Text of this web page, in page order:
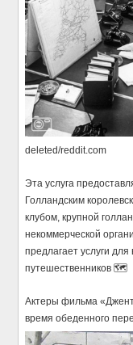
deleted/reddit.com
Эта услуга
Голландским
клубом, крупной
некоммерческой
предлагает услуги для
путешественников 🗺️
Актеры фильма
время обеденного